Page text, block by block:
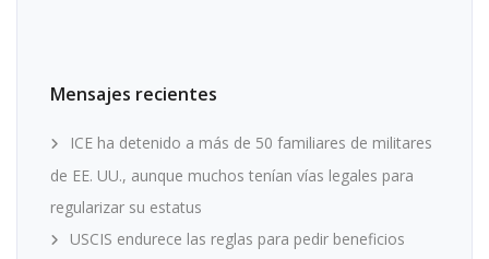
Mensajes recientes
ICE ha detenido a más de 50 familiares de militares
de EE. UU., aunque muchos tenían vías legales para
regularizar su estatus
USCIS endurece las reglas para pedir beneficios